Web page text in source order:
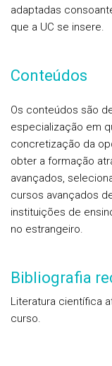
adaptadas
que a UC se insere.
Conteúdos
Os conteúdos são
especialização em
concretização da
obter a formação
avançados,
cursos avançados
instituições de
no estrangeiro.
Bibliografia
Literatura científica
curso.